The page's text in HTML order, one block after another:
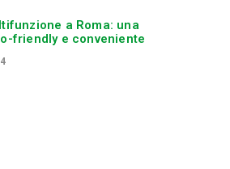
a Roma: una
friendly e conveniente